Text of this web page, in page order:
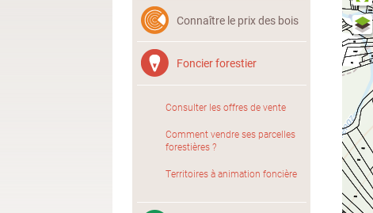
Connaître le prix des bois
Foncier forestier
Consulter les offres de vente
Comment vendre ses parcelles
forestières ?
Territoires à animation foncière